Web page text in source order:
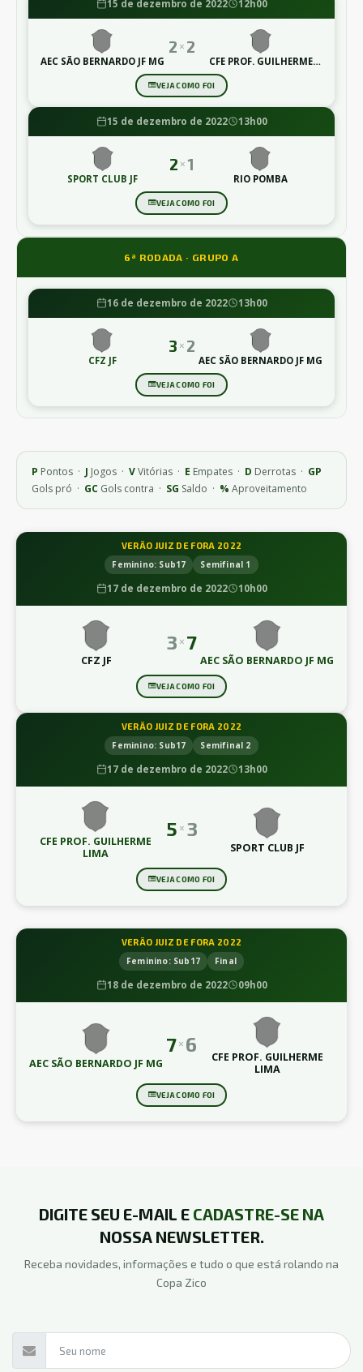
15 de dezembro de 2022 12h00
AEC SÃO BERNARDO JF MG
2 × 2
CFE PROF. GUILHERME
VEJA COMO FOI
15 de dezembro de 2022 13h00
SPORT CLUB JF
2 ×1
RIO POMBA
VEJA COMO FOI
6ª RODADA · GRUPO A
16 de dezembro de 2022 13h00
CFZ JF
3 × 2
AEC SÃO BERNARDO JF MG
VEJA COMO FOI
P Pontos · J Jogos · VVitórias · E Empates · D Derrotas · GP
Gols pró · GC Gols contra · SG Saldo · % Aproveitamento
VERÃO JUIZ DE FORA 2022
Feminino: Sub17 Semifinal 1
17 de dezembro de 2022 10h00
CFZ JF
3 × 7
AEC SÃO BERNARDO JF MG
VEJA COMO FOI
VERÃO JUIZ DE FORA 2022
Feminino: Sub17 Semifinal 2
17 de dezembro de 2022 13h00
CFE PROF. GUILHERME
LIMA
5 × 3
SPORT CLUB JF
VEJA COMO FOI
VERÃO JUIZ DE FORA 2022
Feminino: Sub17 Final
18 de dezembro de 2022 09h00
AEC SÃO BERNARDO JF MG
7× 6
CFE PROF. GUILHERME
LIMA
VEJA COMO FOI
DIGITE SEU E-MAIL E CADASTRE-SE NA
NOSSA NEWSLETTER.
Receba novidades, informações e tudo o que está rolando na
Copa Zico